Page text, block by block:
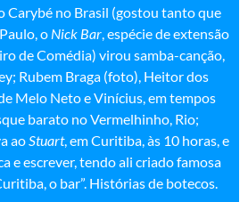
Carybé no Brasil (gostou tanto que
o Nick Bar, espécie de extensão
de Comédia) virou samba-canção,
Rubem Braga (foto), Heitor dos
Melo Neto e Vinícius, em tempos
barato no Vermelhinho, Rio;
aoStuart, em Curitiba, às 10 horas, e
e escrever, tendo ali criado famosa
o bar”. Histórias de botecos.